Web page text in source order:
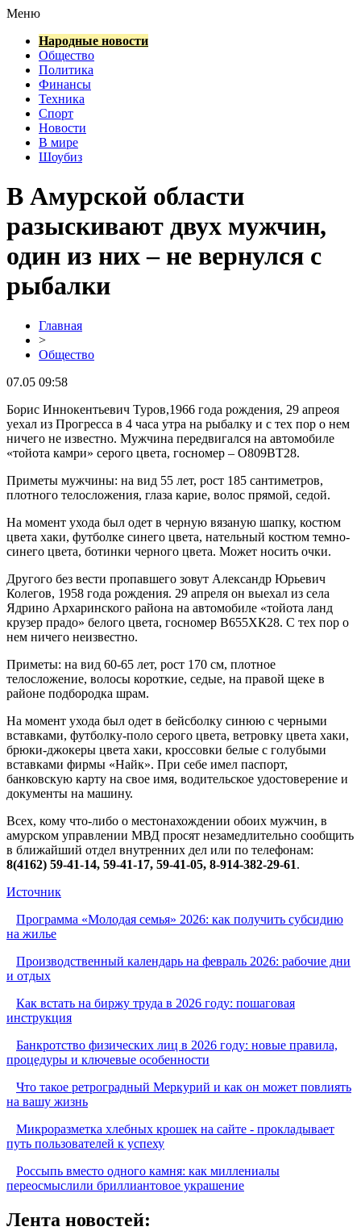
Меню
Народные новости
Общество
Политика
Финансы
Техника
Спорт
Новости
В мире
Шоубиз
В Амурской области
разыскивают двух мужчин,
один из них – не вернулся с
рыбалки
Главная
>
Общество
07.05 09:58
Борис Иннокентьевич Туров,1966 года рождения, 29 апреоя
уехал из Прогресса в 4 часа утра на рыбалку и с тех пор о нем
ничего не известно. Мужчина передвигался на автомобиле
«тойота камри» серого цвета, госномер – О809ВТ28.
Приметы мужчины: на вид 55 лет, рост 185 сантиметров,
плотного телосложения, глаза карие, волос прямой, седой.
На момент ухода был одет в черную вязаную шапку, костюм
цвета хаки, футболке синего цвета, нательный костюм темно-
синего цвета, ботинки черного цвета. Может носить очки.
Другого без вести пропавшего зовут Александр Юрьевич
Колегов, 1958 года рождения. 29 апреля он выехал из села
Ядрино Архаринского района на автомобиле «тойота ланд
крузер прадо» белого цвета, госномер В655ХК28. С тех пор о
нем ничего неизвестно.
Приметы: на вид 60-65 лет, рост 170 см, плотное
телосложение, волосы короткие, седые, на правой щеке в
районе подбородка шрам.
На момент ухода был одет в бейсболку синюю с черными
вставками, футболку-поло серого цвета, ветровку цвета хаки,
брюки-джокеры цвета хаки, кроссовки белые с голубыми
вставками фирмы «Найк». При себе имел паспорт,
банковскую карту на свое имя, водительское удостоверение и
документы на машину.
Всех, кому что-либо о местонахождении обоих мужчин, в
амурском управлении МВД просят незамедлительно сообщить
в ближайший отдел внутренних дел или по телефонам:
8(4162) 59-41-14, 59-41-17, 59-41-05, 8-914-382-29-61.
Источник
Программа «Молодая семья» 2026: как получить субсидию
на жилье
Производственный календарь на февраль 2026: рабочие дни
и отдых
Как встать на биржу труда в 2026 году: пошаговая
инструкция
Банкротство физических лиц в 2026 году: новые правила,
процедуры и ключевые особенности
Что такое ретроградный Меркурий и как он может повлиять
на вашу жизнь
Микроразметка хлебных крошек на сайте - прокладывает
путь пользователей к успеху
Россыпь вместо одного камня: как миллениалы
переосмыслили бриллиантовое украшение
Лента новостей: